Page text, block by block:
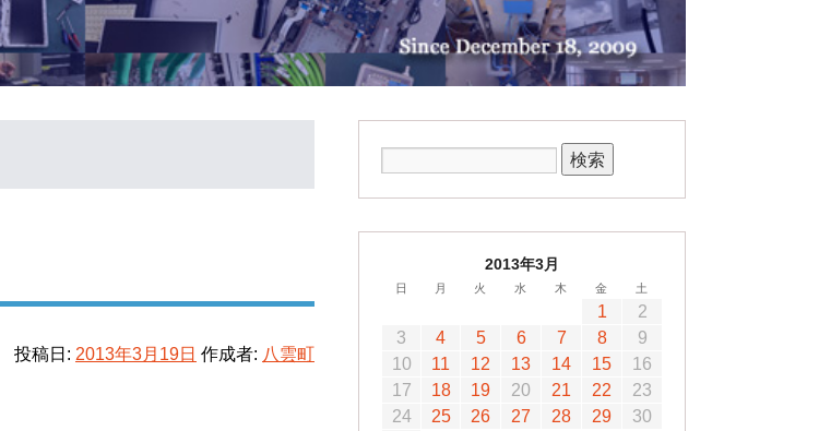
投稿日: 2013年3月19日 作成者: 八雲町
2013年3月
日 月 火 水 木 金 土
1
2
3
4 5 6 7 8
9
10
11 12 13 14 15
16
17
18 19 20 21 22
23
24
25 26 27 28 29
30